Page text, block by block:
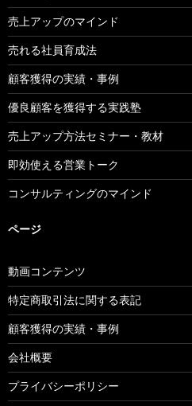
売上アップのマインド
売れる社員育成法
顧客獲得の実績・事例
優良顧客を獲得する実践塾
売上アップ方法セミナー・教材
即効使える営業トーク
コンサルティングのマインド
ページ
動画コンテンツ
特定商取引法に関する表記
顧客獲得の実績・事例
会社概要
プライバシーポリシー